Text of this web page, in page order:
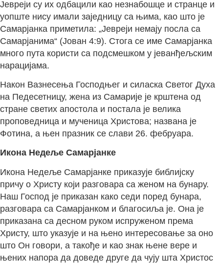
Јевреји су их одбацили као незнабошце и странце и
уопште нису имали заједницу са њима, као што је
Самарјанка приметила: „Јевреји немају посла са
Самарјанима“ (Јован 4:9). Стога се име Самарјанка
много пута користи са подсмешком у јеванђељским
нарацијама.
Након Вазнесења Господњег и силаска Светог Духа
на Педесетницу, жена из Самарије је крштена од
стране светих апостола и постала је велика
проповедница и мученица Христова; названа је
Фотина, а њен празник се слави 26. фебруара.
Икона Недеље Самарјанке
Икона Недеље Самарјанке приказује библијску
причу о Христу који разговара са женом на бунару.
Наш Господ је приказан како седи поред бунара,
разговара са Самарјанком и благосиља је. Она је
приказана са десном руком испруженом према
Христу, што указује и на њено интересовање за оно
што Он говори, а такође и као знак њене вере и
њених напора да доведе друге да чују шта Христос